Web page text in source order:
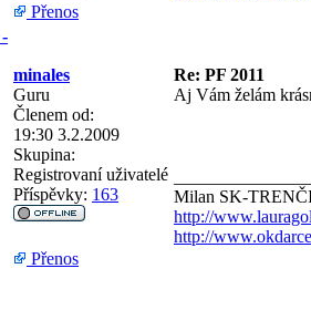
Přenos
minales
Re: PF 2011
Guru
Členem od:
19:30 3.2.2009
Skupina:
Registrovaní uživatelé
Příspěvky: 163
Aj Vám želám
Milan SK-
http://
http://
Přenos